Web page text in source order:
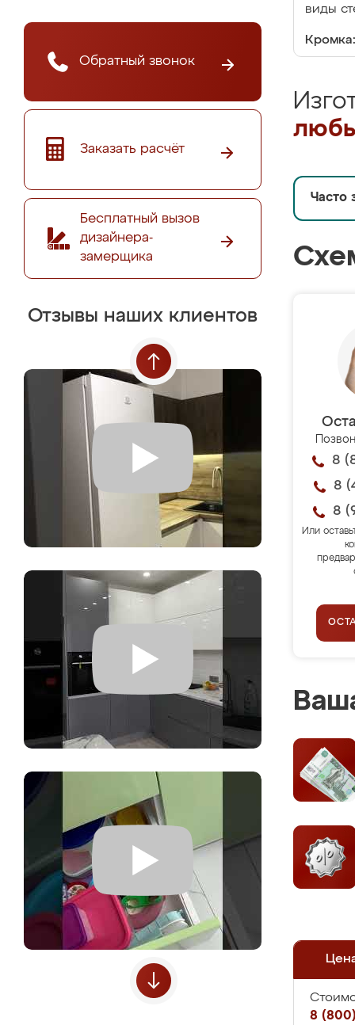
Обратный звонок
Заказать расчёт
Бесплатный вызов
дизайнера-
замерщика
Отзывы наших клиентов
виды
Кромка:
Часто
8
8
8
Или
8